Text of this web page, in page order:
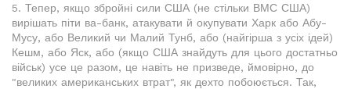
5. Тепер, якщо збройні сили США (не стільки ВМС США)
вирішать піти ва-банк, атакувати й окупувати Харк або Абу-
Мусу, або Великий чи Малий Тунб, або (найгірша з усіх ідей)
Кешм, або Яск, або (якщо США знайдуть для цього достатньо
військ) усе це разом, це навіть не призведе, ймовірно, до
"великих американських втрат", як дехто побоюється. Так,